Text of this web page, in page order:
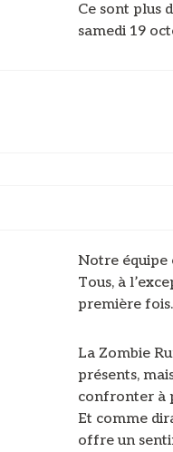
Ce sont plus
samedi 19
Notre équipe
Tous, à
première fois.
La Zombie
présents,
confronter à
Et comme
offre un